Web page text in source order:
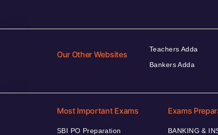
Our Other Websites
Teachers Adda
Bankers Adda
Most Important Exams
SBI PO Preparation
Exams
BANKING &